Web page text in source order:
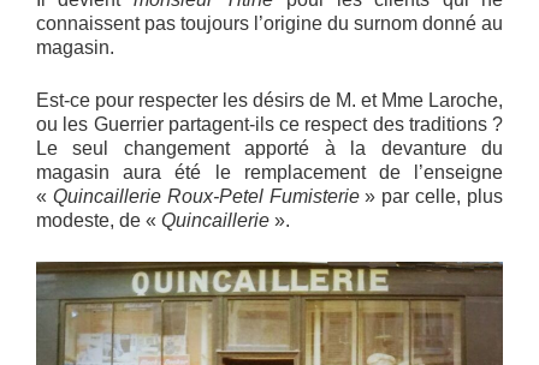
connaissent pas toujours l’origine du surnom donné au
magasin.
Est-ce pour respecter les désirs de M. et Mme Laroche,
ou les Guerrier partagent-ils ce respect des traditions ?
Le seul changement apporté à la devanture du
magasin aura été le remplacement de l’enseigne
« Quincaillerie Roux-Petel Fumisterie» par celle, plus
modeste, de « Quincaillerie ».